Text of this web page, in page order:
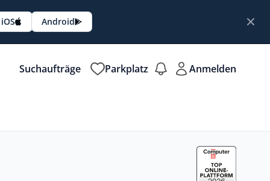
iOS Android
Suchaufträge Parkplatz Anmelden